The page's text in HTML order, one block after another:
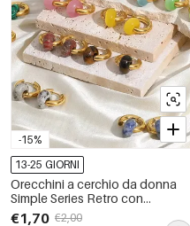
-15%
13-25 GIORNI
Orecchini a cerchio da donna
Simple Series Retro con
sfumatura di colore, in acciaio
€1,70 €2,00